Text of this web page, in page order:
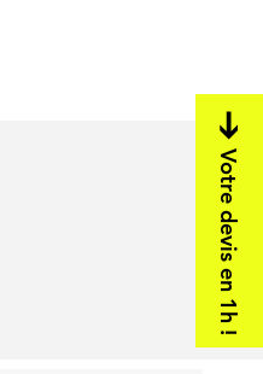
Votre devis en 1h !